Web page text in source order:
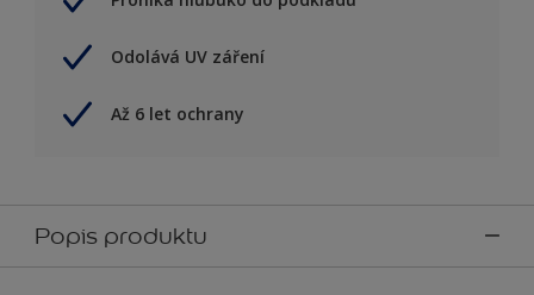
Odolává UV záření
Až 6 let ochrany
Popis produktu